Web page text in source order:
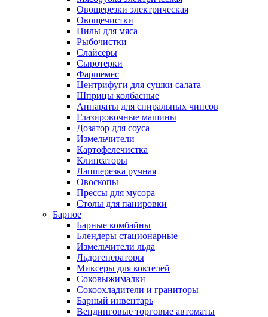
Овощерезки электрическая
Овощечистки
Пилы для мяса
Рыбочистки
Слайсеры
Сыротерки
Фаршемес
Центрифуги для сушки салата
Шприцы колбасные
Аппараты для спиральных чипсов
Глазировочные машины
Дозатор для соуса
Измельчители
Картофелечистка
Клипсаторы
Лапшерезка ручная
Овоскопы
Прессы для мусора
Столы для панировки
Барное
Барные комбайны
Блендеры стационарные
Измельчители льда
Льдогенераторы
Миксеры для коктелей
Соковыжималки
Сокоохладители и граниторы
Барный инвентарь
Вендинговые торговые автоматы